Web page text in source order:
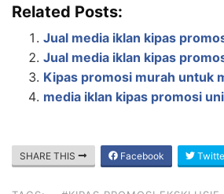
Related Posts:
Jual media iklan kipas
Jual media iklan kipas
Kipas promosi murah untuk
media iklan kipas promosi
SHARE THIS Facebook